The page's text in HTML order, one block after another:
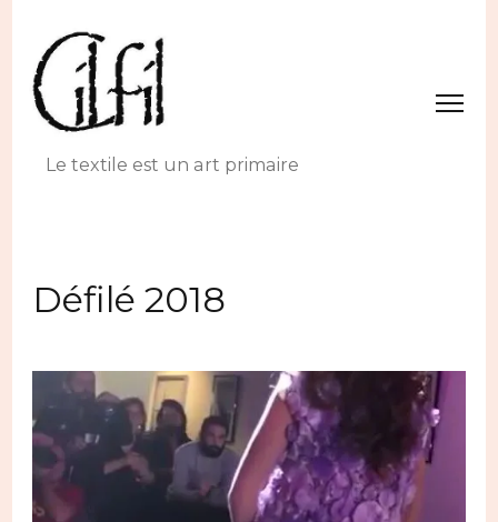
Le textile est un art primaire
Défilé 2018